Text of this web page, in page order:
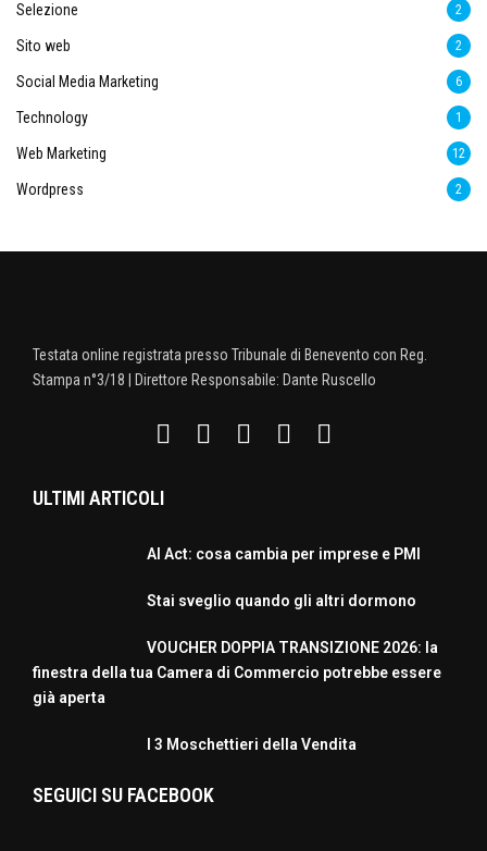
Selezione 2
Sito web 2
Social Media Marketing 6
Technology 1
Web Marketing 12
Wordpress 2
Testata online registrata presso Tribunale di Benevento con Reg.
Stampa n°3/18 | Direttore Responsabile: Dante Ruscello
ULTIMI ARTICOLI
AI Act: cosa cambia per imprese e PMI
Stai sveglio quando gli altri dormono
VOUCHER DOPPIA TRANSIZIONE 2026: la
finestra della tua Camera di Commercio potrebbe essere
già aperta
I 3 Moschettieri della Vendita
SEGUICI SU FACEBOOK